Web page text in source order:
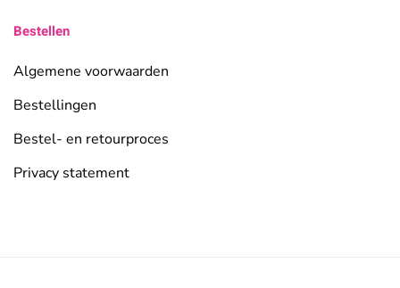
Bestellen
Algemene voorwaarden
Bestellingen
Bestel- en retourproces
Privacy statement